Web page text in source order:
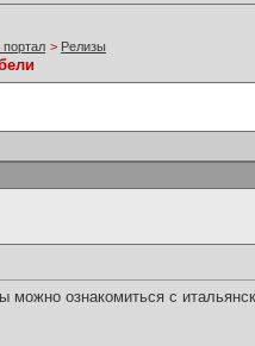
> Релизы
можно ознакомиться с